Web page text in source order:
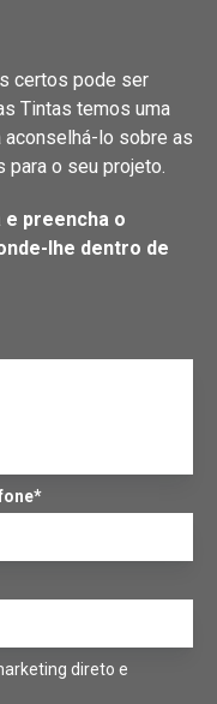
certos pode ser
Tintas temos uma
lo sobre as
o seu projeto.
preencha o
lhe dentro de
direto e